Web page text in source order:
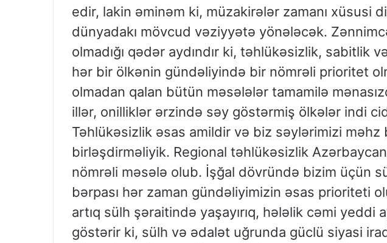
edir, lakin əminəm ki, müzakirələr zamanı xüsusi
dünyadakı mövcud vəziyyətə yönələcək.
olmadığı qədər aydındır ki, təhlükəsizlik, sabitlik
hər bir ölkənin gündəliyində bir nömrəli prioritet
olmadan qalan bütün məsələlər tamamilə
illər, onilliklər ərzində səy göstərmiş ölkələr indi
Təhlükəsizlik əsas amildir və biz səylərimizi məhz
birləşdirməliyik. Regional təhlükəsizlik
nömrəli məsələ olub. İşğal dövründə bizim üçün
bərpası hər zaman gündəliyimizin əsas prioriteti
artıq sülh şəraitində yaşayırıq, hələlik cəmi yeddi
göstərir ki, sülh və ədalət uğrunda güclü siyasi